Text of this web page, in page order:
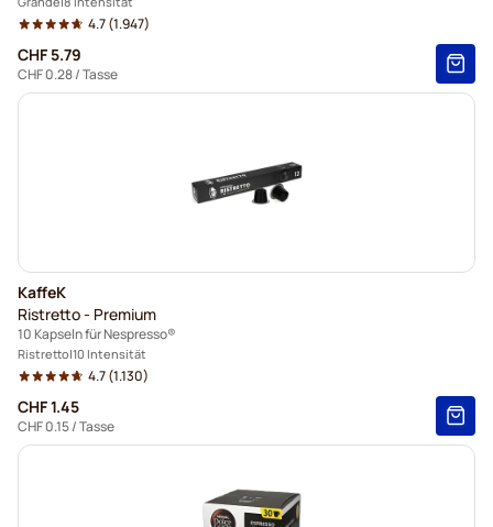
4.7(1.947)
CHF 5.79
CHF 0.28/ Tasse
KaffeK
Ristretto - Premium
10 Kapseln für Nespresso®
Ristretto 10 Intensität
4.7(1.130)
CHF 1.45
CHF 0.15/ Tasse